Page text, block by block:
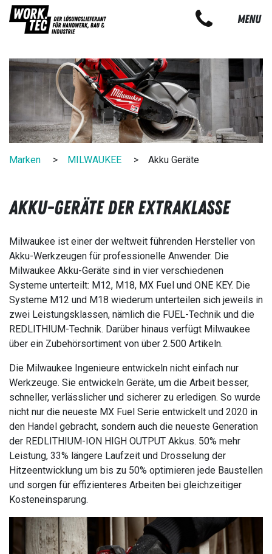
MENU
Marken MILWAUKEE Akku Geräte
Akku-Geräte der Extraklasse
Milwaukee ist einer der weltweit führenden Hersteller von
Akku-Werkzeugen für professionelle Anwender. Die
Milwaukee Akku-Geräte sind in vier verschiedenen
Systeme unterteilt: M12, M18, MX Fuel und ONE KEY. Die
Systeme M12 und M18 wiederum unterteilen sich jeweils in
zwei Leistungsklassen, nämlich die FUEL-Technik und die
REDLITHIUM-Technik. Darüber hinaus verfügt Milwaukee
über ein Zubehörsortiment von über 2.500 Artikeln.
Die Milwaukee Ingenieure entwickeln nicht einfach nur
Werkzeuge. Sie entwickeln Geräte, um die Arbeit besser,
schneller, verlässlicher und sicherer zu erledigen. So wurde
nicht nur die neueste MX Fuel Serie entwickelt und 2020 in
den Handel gebracht, sondern auch die neueste Generation
der REDLITHIUM-ION HIGH OUTPUT Akkus. 50% mehr
Leistung, 33% längere Laufzeit und Drosselung der
Hitzeentwicklung um bis zu 50% optimieren jede Baustellen
und sorgen für effizienteres Arbeiten bei gleichzeitiger
Kosteneinsparung.